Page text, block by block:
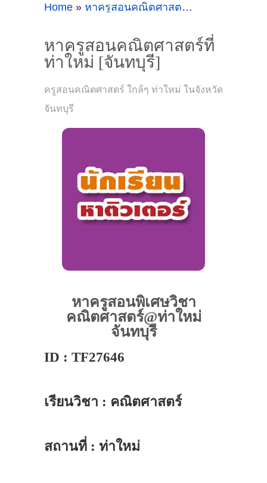
Home » หาครูสอนคณิตศาสตร์ที่ท่าใหม่
หาครูสอนคณิตศาสตร์ที่
ท่าใหม่ [จันทบุรี]
ครูสอนคณิตศาสตร์ ใกล้ๆ ท่าใหม่ ในจังหวัด
จันทบุรี
หาครูสอนพิเศษวิชา
คณิตศาสตร์@ท่าใหม่
จันทบุรี
ID : TF27646
เรียนวิชา : คณิตศาสตร์
สถานที่ : ท่าใหม่